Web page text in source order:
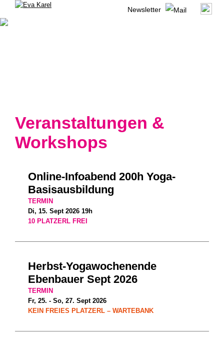
Newsletter
Veranstaltungen &
Workshops
Online-Infoabend 200h Yoga-
Basisausbildung
TERMIN
Di, 15. Sept 2026 19h
10 PLATZERL FREI
Herbst-Yogawochenende
Ebenbauer Sept 2026
TERMIN
Fr, 25. - So, 27. Sept 2026
KEIN FREIES PLATZERL – WARTEBANK